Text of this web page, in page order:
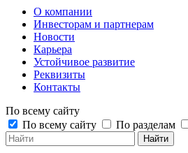
О компании
Инвесторам и партнерам
Новости
Карьера
Устойчивое развитие
Реквизиты
Контакты
По всему сайту
По всему сайту
По разделам
Найти